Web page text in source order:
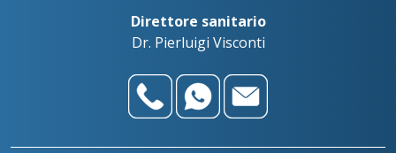
Direttore sanitario
Dr. Pierluigi Visconti